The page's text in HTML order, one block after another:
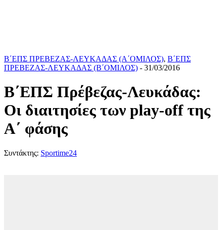
Β΄ΕΠΣ ΠΡΕΒΕΖΑΣ-ΛΕΥΚΑΔΑΣ (Α΄ΟΜΙΛΟΣ), Β΄ΕΠΣ
ΠΡΕΒΕΖΑΣ-ΛΕΥΚΑΔΑΣ (Β΄ΟΜΙΛΟΣ) - 31/03/2016
Β΄ΕΠΣ Πρέβεζας-Λευκάδας:
Οι διαιτησίες των play-off της
Α΄ φάσης
Συντάκτης: Sportime24